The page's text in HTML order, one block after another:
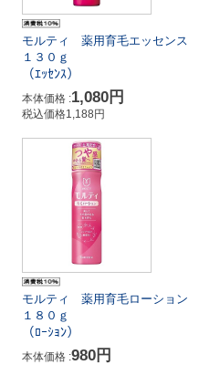
モルティ 薬用育毛エッセンス
１３０ｇ
（ｴｯｾﾝｽ）
本体価格 :1,080円
税込価格1,188円
モルティ 薬用育毛ローション
１８０ｇ
（ﾛｰｼｮﾝ）
本体価格 :980円